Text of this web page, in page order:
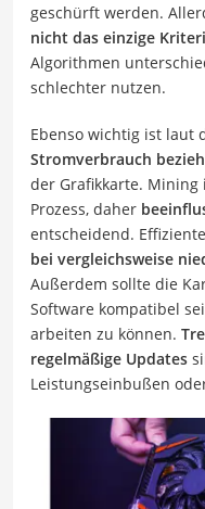
geschürft werden.
nicht das einzige
Algorithmen
schlechter nutzen.
Ebenso wichtig ist laut
Stromverbrauch
der Grafikkarte.
Prozess, daher
entscheidend.
bei vergleichsweise
Außerdem sollte die
Software kompatibel
arbeiten zu können.
regelmäßige Updates
Leistungseinbußen